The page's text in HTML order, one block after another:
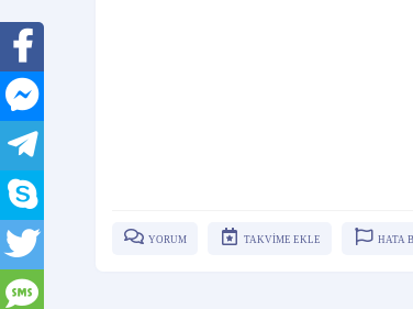
YORUM TAKVİME EKLE HATA